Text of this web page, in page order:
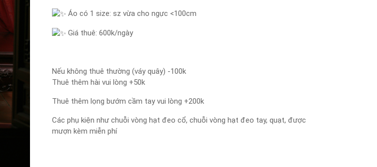
Áo có 1 size: sz vừa cho ngực <100cm
Giá thuê: 600k/ngày
Nếu không thuê thường (váy quây) -100k
Thuê thêm hài vui lòng +50k
Thuê thêm lọng bướm cầm tay vui lòng +200k
Các phụ kiện như chuỗi vòng hạt đeo cổ, chuỗi vòng hạt đeo tay, quạt, được
mượn kèm miễn phí